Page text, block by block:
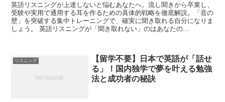
英語リスニングが上達しないと悩むあなたへ。流し聞きから卒業し、
受験や実用で通用する耳を作るための具体的戦略を徹底解説。「音の
壁」を突破する集中トレーニングで、確実に聞き取れる自分になりま
しょう。 英語リスニングが「聞き取れない」のはあなたの...
リスニング
【留学不要】日本で英語が「話せ
る」！国内独学で夢を叶える勉強
法と成功者の秘訣